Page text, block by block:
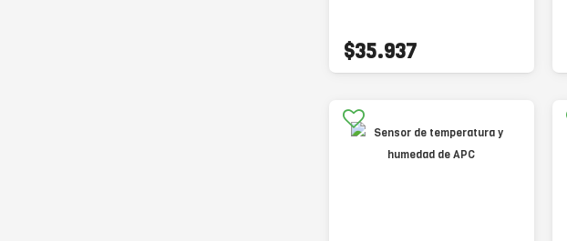
$35.937